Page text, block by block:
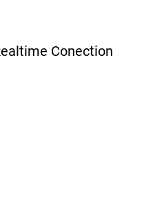
Conection